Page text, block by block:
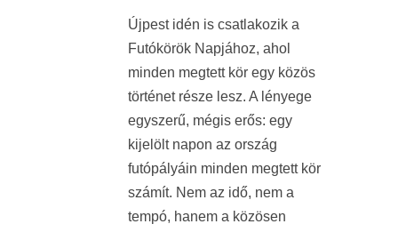
Újpest idén is csatlakozik a
Futókörök Napjához, ahol
minden megtett kör egy közös
történet része lesz. A lényege
egyszerű, mégis erős: egy
kijelölt napon az ország
futópályáin minden megtett kör
számít. Nem az idő, nem a
tempó, hanem a közösen